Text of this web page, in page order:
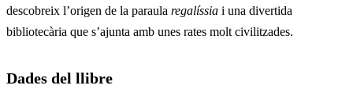
descobreix l’origen de la paraula regalíssia i una divertida
bibliotecària que s’ajunta amb unes rates molt civilitzades.
Dades del llibre